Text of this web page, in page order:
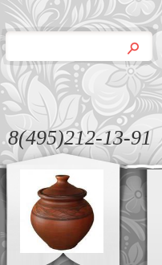
8(495)212-13-91